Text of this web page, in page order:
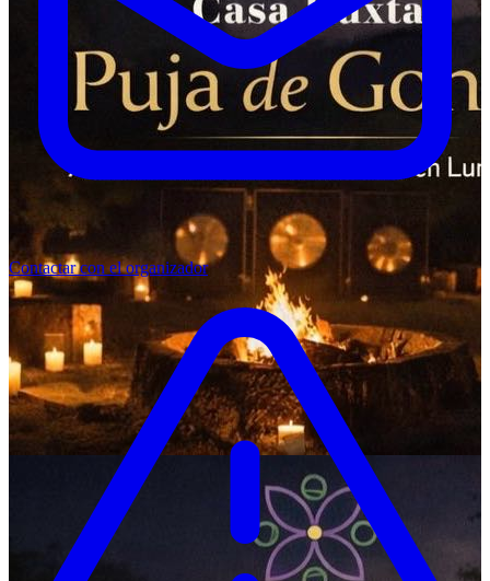
Contactar con el organizador